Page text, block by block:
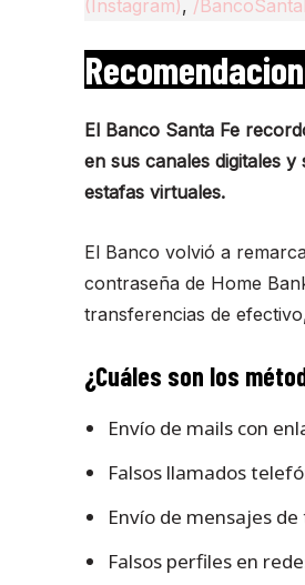
(Instagram), /
El Banco Santa Fe
en sus canales digitales
estafas virtuales.
El Banco volvió a
contraseña de Home
transferencias de
¿Cuáles son los
Envío de mails con
Falsos llamados
Envío de mensajes
Falsos perfiles en